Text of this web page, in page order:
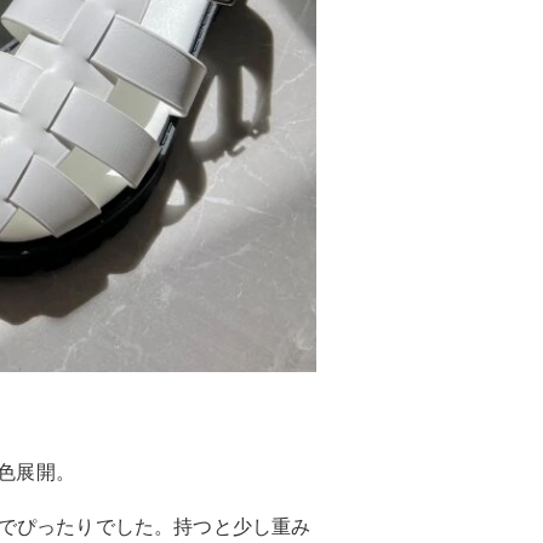
展開。
ぴったりでした。持つと少し重み